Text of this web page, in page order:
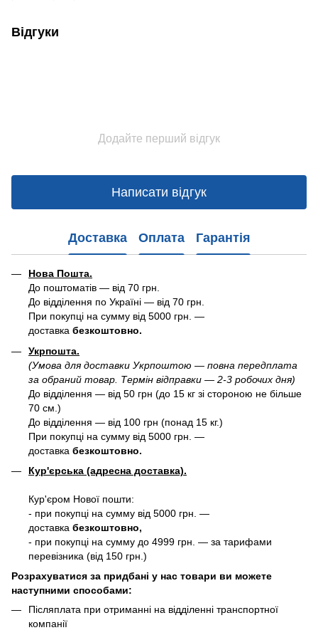
Відгуки
Додайте перший відгук
Написати відгук
Доставка Оплата Гарантія
Нова Пошта.
До поштоматів — від 70 грн.
До відділення по Україні — від 70 грн.
При покупці на сумму від 5000 грн. —
доставка безкоштовно.
Укрпошта.
(Умова для доставки Укрпоштою — повна передплата
за обраний товар. Термін відправки — 2-3 робочих дня)
До відділення — від 50 грн (до 15 кг зі стороною не більше
70 см.)
До відділення — від 100 грн (понад 15 кг.)
При покупці на сумму від 5000 грн. —
доставка безкоштовно.
Кур'єрська (адресна доставка).
Кур'єром Нової пошти:
- при покупці на сумму від 5000 грн. —
доставка безкоштовно,
- при покупці на сумму до 4999 грн. — за тарифами
перевізника (від 150 грн.)
Розрахуватися за придбані у нас товари ви можете
наступними способами:
Післяплата при отриманні на відділенні транспортної
компанії